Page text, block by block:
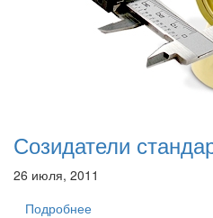
Созидатели
26 июля, 2011
Подробнее